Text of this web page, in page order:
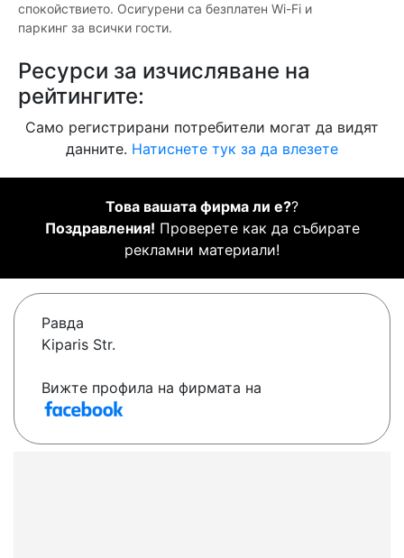
спокойствието. Осигурени са безплатен Wi-Fi и
паркинг за всички гости.
Ресурси за изчисляване на
рейтингите:
Само регистрирани потребители могат да видят
данните. Натиснете тук за да влезете
Това вашата фирма ли е??
Поздравления! Проверете как да събирате
рекламни материали!
Равда
Kiparis Str.
Вижте профила на фирмата на